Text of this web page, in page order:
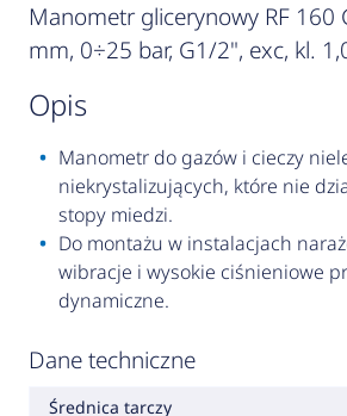
Manometr glicerynowy RF 160
mm, 0÷25 bar, G1/2", exc, kl.
opis
Manometr do gazów i cieczy
niekrystalizujących, które nie
stopy miedzi.
Do montażu w instalacjach
wibracje i wysokie ciśnieniowe
dynamiczne.
Dane techniczne
Średnica tarczy